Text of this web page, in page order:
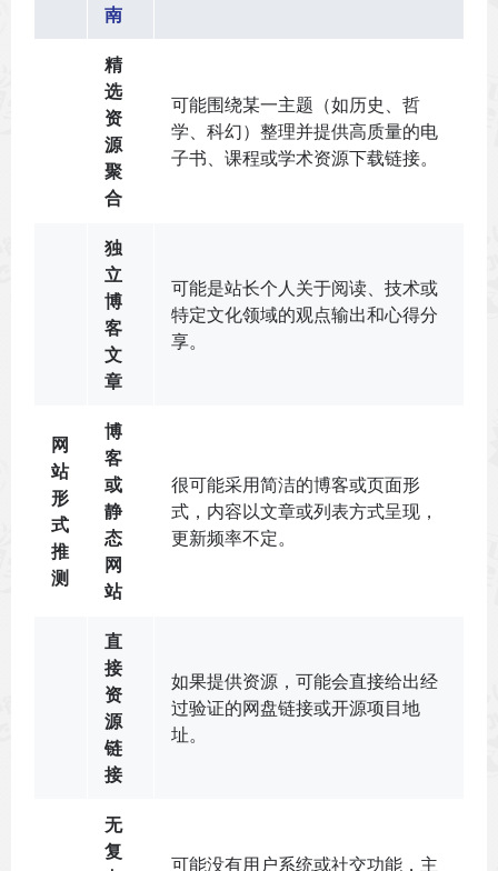
南
精
选
资
源
聚
合
可能围绕某一主题（如历史、哲
学、科幻）整理并提供高质量的电
子书、课程或学术资源下载链接。
独
立
博
客
文
章
可能是站长个人关于阅读、技术或
特定文化领域的观点输出和心得分
享。
网
站
形
式
推
测
博
客
或
静
态
网
站
很可能采用简洁的博客或页面形
式，内容以文章或列表方式呈现，
更新频率不定。
直
接
资
源
链
接
如果提供资源，可能会直接给出经
过验证的网盘链接或开源项目地
址。
无
复
可能没有用户系统或社交功能，主